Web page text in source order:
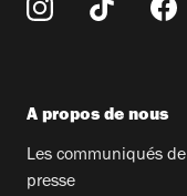
A propos de nous
Les communiqués de
presse